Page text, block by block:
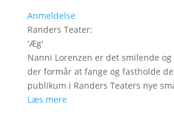
Anmeldelse
Randers Teater:
'Æg'
Nanni Lorenzen er det smilende
der formår at fange og fastholde
publikum i Randers Teaters nye
Læs mere